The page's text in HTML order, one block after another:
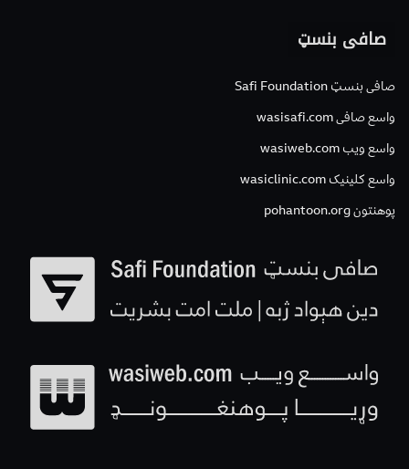
صافی بنسټ
صافی بنسټ Safi Foundation
واسع صافی wasisafi.com
واسع ویب wasiweb.com
واسع کلینیک wasiclinic.com
پوهنتون pohantoon.org